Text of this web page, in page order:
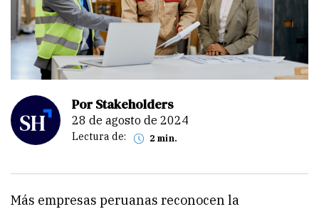
Por Stakeholders
28 de agosto de 2024
Lectura de: 2 min.
Más empresas peruanas reconocen la